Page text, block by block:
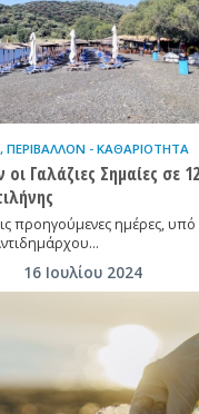
, ΠΕΡΙΒΆΛΛΟΝ - ΚΑΘΑΡΙΌΤΗΤΑ
Γαλάζιες Σημαίες σε
προηγούμενες ημέρες, υπό
16 Ιουλίου 2024